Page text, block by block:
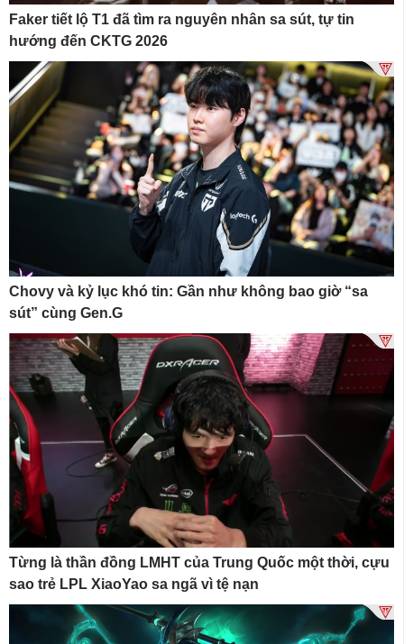
Faker tiết lộ T1 đã tìm ra nguyên nhân sa sút, tự tin
hướng đến CKTG 2026
Chovy và kỷ lục khó tin: Gần như không bao giờ “sa
sút” cùng Gen.G
Từng là thần đồng LMHT của Trung Quốc một thời, cựu
sao trẻ LPL XiaoYao sa ngã vì tệ nạn